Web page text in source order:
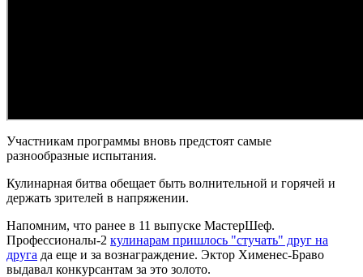
Участникам программы вновь предстоят самые
разнообразные испытания.
Кулинарная битва обещает быть волнительной и горячей и
держать зрителей в напряжении.
Напомним, что ранее в 11 выпуске МастерШеф.
Профессионалы-2 кулинарам пришлось "стучать" друг на
друга да еще и за вознаграждение. Эктор Хименес-Браво
выдавал конкурсантам за это золото.